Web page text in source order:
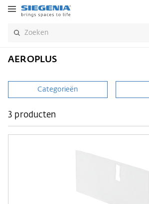
AEROPLUS
Categorieën
3 producten